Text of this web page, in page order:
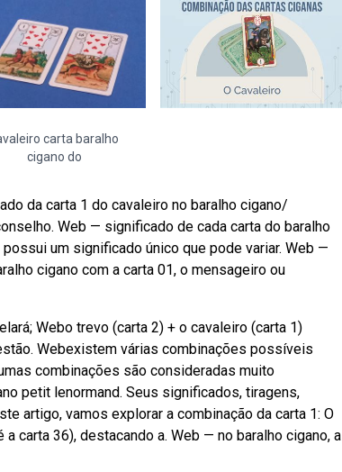
carta baralho
cigano do
da carta 1 do cavaleiro no baralho cigano/
Web — significado de cada carta do baralho
um significado único que pode variar. Web —
cigano com a carta 01, o mensageiro ou
Webo trevo (carta 2) + o cavaleiro (carta 1)
Webexistem várias combinações possíveis
combinações são consideradas muito
petit lenormand. Seus significados, tiragens,
artigo, vamos explorar a combinação da carta 1: O
carta 36), destacando a. Web — no baralho cigano, a